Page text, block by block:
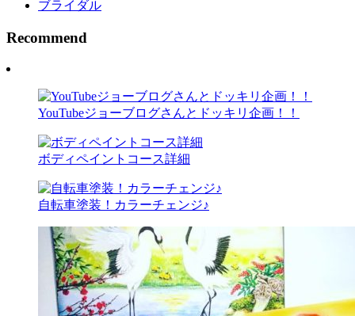
ブライダル
Recommend
YouTubeジョーブログさんとドッキリ企画！！
ボディペイントコース詳細
自転車塗装！カラーチェンジ♪